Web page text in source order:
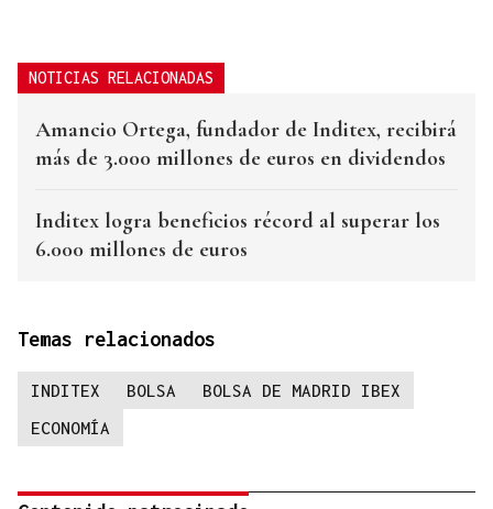
NOTICIAS RELACIONADAS
Amancio Ortega, fundador de Inditex, recibirá
más de 3.000 millones de euros en dividendos
Inditex logra beneficios récord al superar los
6.000 millones de euros
Temas relacionados
INDITEX BOLSA
BOLSA DE MADRID IBEX
ECONOMÍA